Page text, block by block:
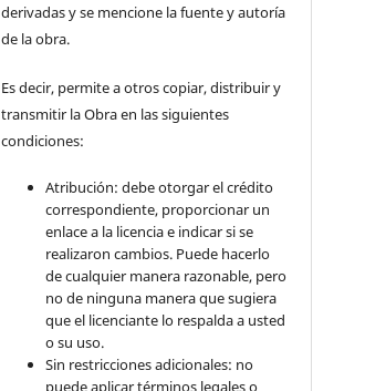
derivadas y se mencione la fuente y autoría
de la obra.
Es decir, permite a otros copiar, distribuir y
transmitir la Obra en las siguientes
condiciones:
Atribución: debe otorgar el crédito
correspondiente, proporcionar un
enlace a la licencia e indicar si se
realizaron cambios. Puede hacerlo
de cualquier manera razonable, pero
no de ninguna manera que sugiera
que el licenciante lo respalda a usted
o su uso.
Sin restricciones adicionales: no
puede aplicar términos legales o